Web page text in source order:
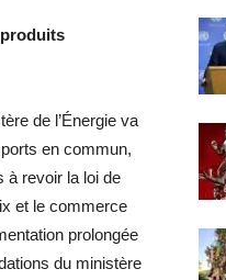
de l’Énergie va
en commun,
à revoir la loi de
et le commerce
prolongée
du ministère